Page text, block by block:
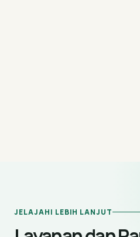
JELAJAHI LEBIH LANJUT